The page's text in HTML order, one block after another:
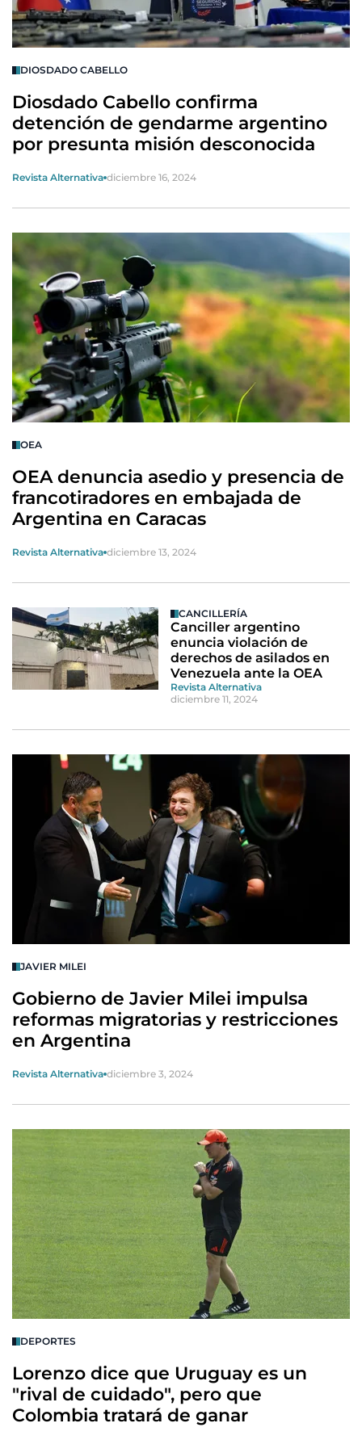
DIOSDADO CABELLO
Diosdado Cabello confirma
detención de gendarme argentino
por presunta misión desconocida
Revista Alternativa diciembre 16, 2024
OEA
OEA denuncia asedio y presencia de
francotiradores en embajada de
Argentina en Caracas
Revista Alternativa diciembre 13, 2024
CANCILLERÍA
Canciller argentino
enuncia violación de
derechos de asilados en
Venezuela ante la OEA
Revista Alternativa
diciembre 11, 2024
JAVIER MILEI
Gobierno de Javier Milei impulsa
reformas migratorias y restricciones
en Argentina
Revista Alternativa diciembre 3, 2024
DEPORTES
Lorenzo dice que Uruguay es un
"rival de cuidado", pero que
Colombia tratará de ganar